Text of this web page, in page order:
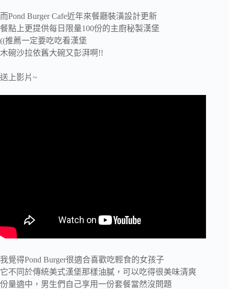
而Pond Burger Cafe近年來餐廳裝潢設計更新
餐點上更提供每日限量100份的主廚秘製漢堡
((推薦一定要吃吃看漢堡
木碗沙拉依舊大碗又彭湃啊!!
送上影片~
我覺得Pond Burger很適合喜歡吃輕食的女孩子
它不同於傳統美式漢堡那樣油膩，可以吃得很美味清爽
份量適中，男生們自己享用一份套餐當然沒問題